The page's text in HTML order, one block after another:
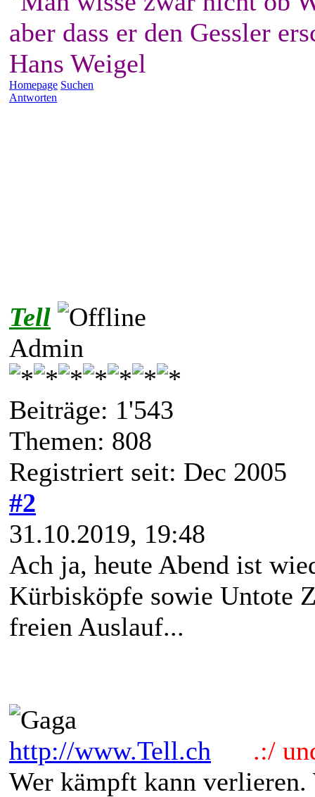
aber dass er den Gessler
Hans Weigel
Homepage Suchen
Antworten
Tell
Admin
Beiträge: 1'543
Themen: 808
Registriert seit: Dec 2005
#2
31.10.2019, 19:48
Ach ja, heute Abend ist
Kürbisköpfe sowie Untote
freien Auslauf...
http://www.Tell.ch
.:/
Wer kämpft kann